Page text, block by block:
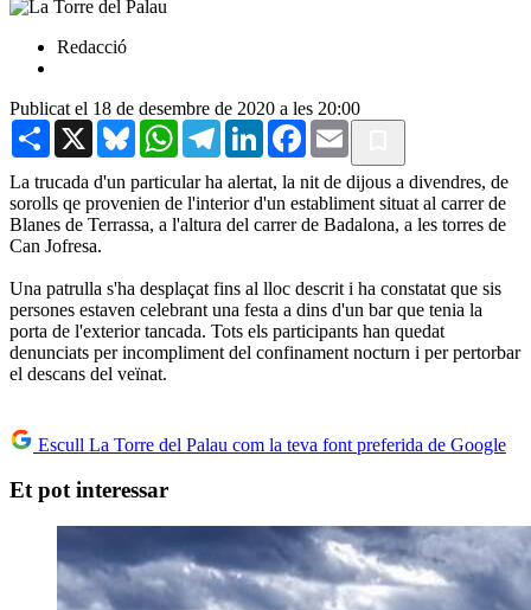
Redacció
Publicat el 18 de desembre de 2020 a les 20:00
Share X BlueskyWhatsAppTelegramLinkedInFacebook
Email
La trucada d'un particular ha alertat, la nit de dijous a divendres, de
sorolls qe provenien de l'interior d'un establiment situat al carrer de
Blanes de Terrassa, a l'altura del carrer de Badalona, a les torres de
Can Jofresa.
Una patrulla s'ha desplaçat fins al lloc descrit i ha constatat que sis
persones estaven celebrant una festa a dins d'un bar que tenia la
porta de l'exterior tancada. Tots els participants han quedat
denunciats per incompliment del confinament nocturn i per pertorbar
el descans del veïnat.
Escull La Torre del Palau com la teva font preferida de Google
Et pot interessar